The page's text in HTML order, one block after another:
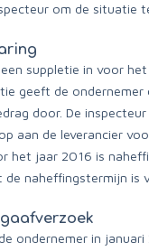
om de situatie
suppletie in voor
geeft de ondernemer
door. De
aan de leverancier
het jaar 2016 is
naheffingstermijn is
ondernemer in